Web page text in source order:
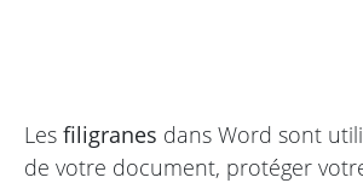
Les filigranes dans Word sont
de votre document, protéger